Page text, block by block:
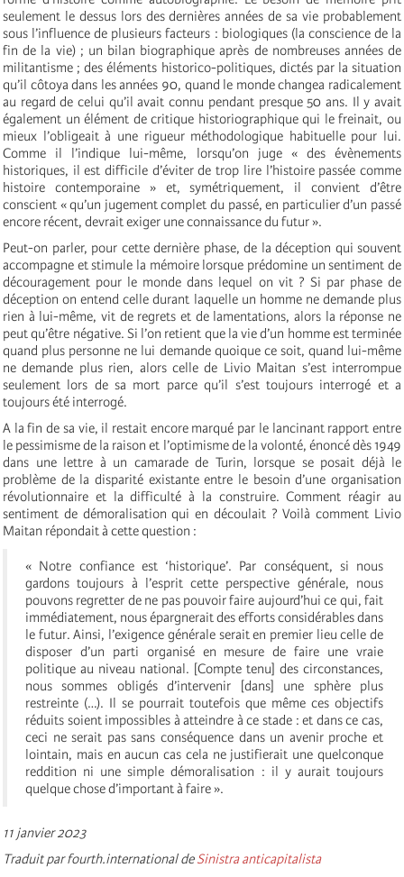
seulement le dessus lors des dernières années de sa vie probablement
sous l’influence de plusieurs facteurs : biologiques (la conscience de la
fin de la vie) ; un bilan biographique après de nombreuses années de
militantisme ; des éléments historico-politiques, dictés par la situation
qu’il côtoya dans les années 90, quand le monde changea radicalement
au regard de celui qu’il avait connu pendant presque 50 ans. Il y avait
également un élément de critique historiographique qui le freinait, ou
mieux l’obligeait à une rigueur méthodologique habituelle pour lui.
Comme il l’indique lui-même, lorsqu’on juge « des évènements
historiques, il est difficile d’éviter de trop lire l’histoire passée comme
histoire contemporaine » et, symétriquement, il convient d’être
conscient « qu’un jugement complet du passé, en particulier d’un passé
encore récent, devrait exiger une connaissance du futur ».
Peut-on parler, pour cette dernière phase, de la déception qui souvent
accompagne et stimule la mémoire lorsque prédomine un sentiment de
découragement pour le monde dans lequel on vit ? Si par phase de
déception on entend celle durant laquelle un homme ne demande plus
rien à lui-même, vit de regrets et de lamentations, alors la réponse ne
peut qu’être négative. Si l’on retient que la vie d’un homme est terminée
quand plus personne ne lui demande quoique ce soit, quand lui-même
ne demande plus rien, alors celle de Livio Maitan s’est interrompue
seulement lors de sa mort parce qu’il s’est toujours interrogé et a
toujours été interrogé.
A la fin de sa vie, il restait encore marqué par le lancinant rapport entre
le pessimisme de la raison et l’optimisme de la volonté, énoncé dès 1949
dans une lettre à un camarade de Turin, lorsque se posait déjà le
problème de la disparité existante entre le besoin d’une organisation
révolutionnaire et la difficulté à la construire. Comment réagir au
sentiment de démoralisation qui en découlait ? Voilà comment Livio
Maitan répondait à cette question :
« Notre confiance est ‘historique’. Par conséquent, si nous
gardons toujours à l’esprit cette perspective générale, nous
pouvons regretter de ne pas pouvoir faire aujourd’hui ce qui, fait
immédiatement, nous épargnerait des efforts considérables dans
le futur. Ainsi, l’exigence générale serait en premier lieu celle de
disposer d’un parti organisé en mesure de faire une vraie
politique au niveau national. [Compte tenu] des circonstances,
nous sommes obligés d’intervenir [dans] une sphère plus
restreinte (…). Il se pourrait toutefois que même ces objectifs
réduits soient impossibles à atteindre à ce stade : et dans ce cas,
ceci ne serait pas sans conséquence dans un avenir proche et
lointain, mais en aucun cas cela ne justifierait une quelconque
reddition ni une simple démoralisation : il y aurait toujours
quelque chose d’important à faire ».
11 janvier 2023
Traduit par fourth.international deSinistra anticapitalista